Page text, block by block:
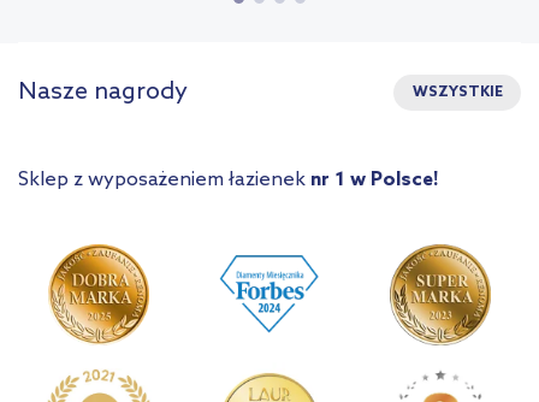
Nasze nagrody WSZYSTKIE
Sklep z wyposażeniem łazienek nr 1 w Polsce!